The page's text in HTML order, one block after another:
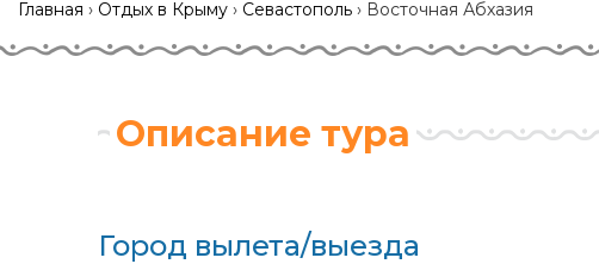
Главная › Отдых в Крыму › Севастополь › Восточная Абхазия
Описание тура
Город вылета/выезда